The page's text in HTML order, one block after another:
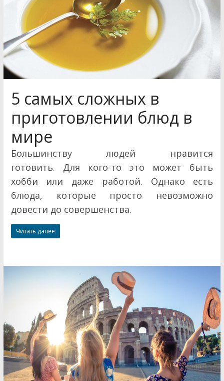
5 самых сложных в
приготовлении блюд в
мире
Большинству людей нравится
готовить. Для кого-то это может быть
хобби или даже работой. Однако есть
блюда, которые просто невозможно
довести до совершенства.
Читать далее